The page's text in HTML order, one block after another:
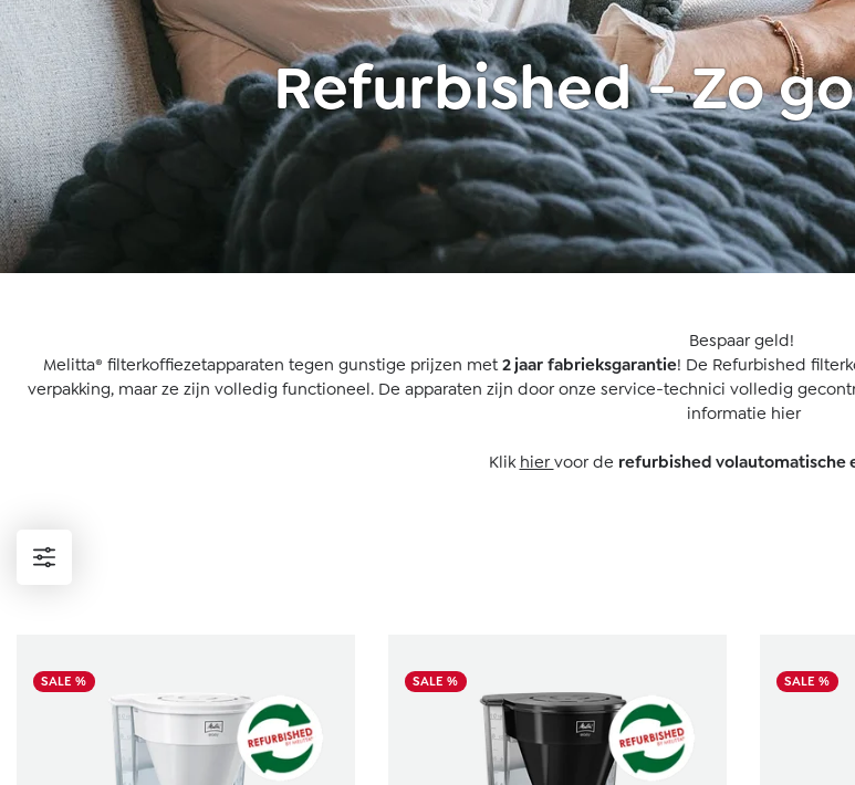
Refurbished - Zo
Bespaar geld!
Melitta® filterkoffiezetapparaten tegen gunstige prijzen met2 jaar fabrieksgarantie! De Refurbished
verpakking, maar ze zijn volledig functioneel. De apparaten zijn door onze service-technici volledig
informatie hier
Klik hiervoor de refurbished volautomatische
SALE % SALE % SALE %